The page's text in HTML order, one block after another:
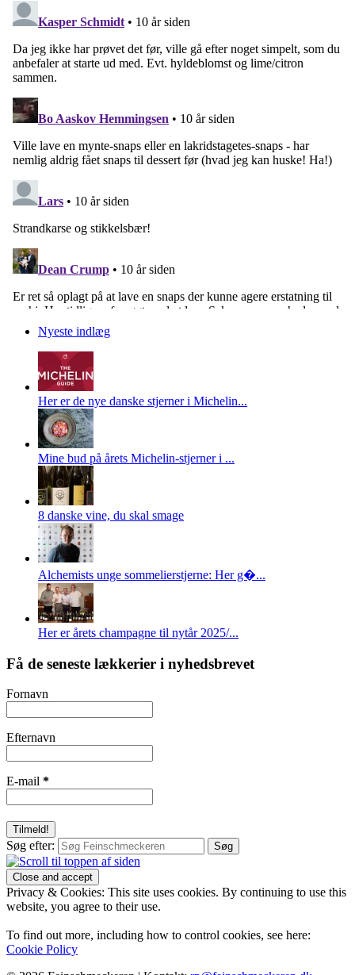
Nyeste indlæg
Her er de nye danske stjerner i Michelin...
Mine bud på årets Michelin-stjerner i ...
8 danske vine, du skal smage
Alchemists unge sommelierstjerne: Her g�...
Her er årets champagne til nytår 2025/...
Få de seneste lækkerier i nyhedsbrevet
Fornavn
Efternavn
E-mail *
Søg efter:
Privacy & Cookies: This site uses cookies. By continuing to use this
website, you agree to their use.
To find out more, including how to control cookies, see here:
Cookie Policy